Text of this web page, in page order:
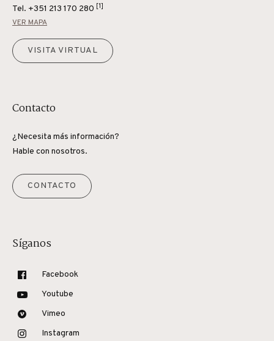
Tel. +351 213 170 280 [1]
VER MAPA
VISITA VIRTUAL
Contacto
¿Necesita más información?
Hable con nosotros.
CONTACTO
Síganos
Facebook
Youtube
Vimeo
Instagram